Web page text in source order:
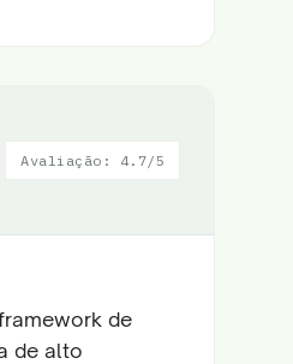
Avaliação: 4.7/5
de
de alto